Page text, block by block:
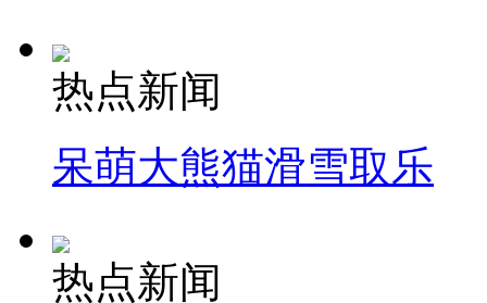
热点新闻
呆萌大熊猫滑雪取乐
热点新闻